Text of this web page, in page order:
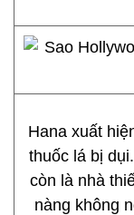
Hana xuất
thuốc lá bị
còn là nhà
nàng không